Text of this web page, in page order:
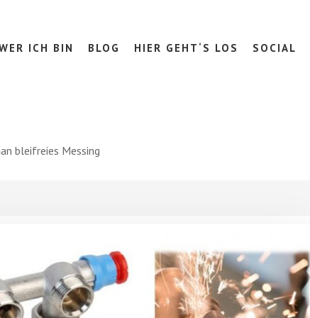
ICH BIN BLOG HIER GEHT‘S LOS SOCIAL
bleifreies Messing